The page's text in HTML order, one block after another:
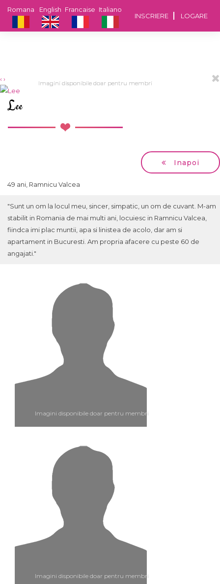
INSCRIERE LOGARE
Italiano
Francaise
English
Romana
‹ ›
Imagini disponibile doar pentru membri
Imagini disponibile doar pentru membri
Imagini disponibile doar pentru membri
Imagini disponibile doar pentru membri
Imagini disponibile doar pentru membri
Lee
Inapoi
49 ani, Ramnicu Valcea
"Sunt un om la locul meu, sincer, simpatic, un om de cuvant. M-am
stabilit in Romania de mai multi ani, locuiesc in Ramnicu Valcea,
fiindca imi plac muntii, apa si linistea de acolo, dar am si
apartament in Bucuresti. Am propria afacere cu peste 60 de
angajati."
Imagini disponibile doar pentru membri
Imagini disponibile doar pentru membri